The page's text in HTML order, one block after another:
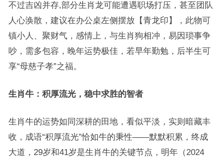
不过吉凶并存,部分生肖龙可能遭遇职场打压，甚至团队
人心涣散，建议在办公桌左侧摆放【青龙印】，此物可
镇小人、聚财气，感情上，与生肖狗相冲，易因琐事争
吵，需多包容，晚年运势极佳，若早年勤勉，后半生可
享“母慈子孝”之福。
生肖牛：积厚流光，稳中求胜的智者
生肖牛的运势如同深耕的田地，看似平淡，实则暗藏丰
收，成语“积厚流光”恰如牛的秉性——默默积累，终成
大道，29岁和41岁是生肖牛的关键节点，明年（2024